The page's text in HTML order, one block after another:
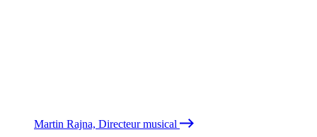
Martin Rajna, Directeur musical